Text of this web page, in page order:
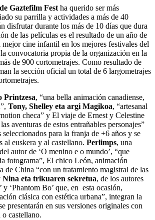
Gaztefilm Fest ha querido ser más
su parrilla y actividades a más de 40
disfrutar durante los más de 10 días que dura
de las películas es el resultado de un año de
mejor cine infantil en los mejores festivales del
convocatoria propia de la organización en la
de 900 cortometrajes. Como resultado de
la sección oficial un total de 6 largometrajes
Printzesa, “una bella animación canadiense,
Tony, Shelley eta argi Magikoa, “artesanal
checa” y El viaje de Ernest y Celestine
aventuras de estos entrañables personajes”
seleccionados para la franja de +6 años y se
al euskera y al castellano. Perlimps, una
autor de ‘O menino e o mundo’, “que
fotograma”, El chico León, animación
de China “con un tratamiento magistral de las
Nina eta trikuaren sekretua, de los autores
y ‘Phantom Bo’ que, en esta ocasión,
clásica con estética urbana”, integran la
presentarán en sus versiones originales con
o castellano.